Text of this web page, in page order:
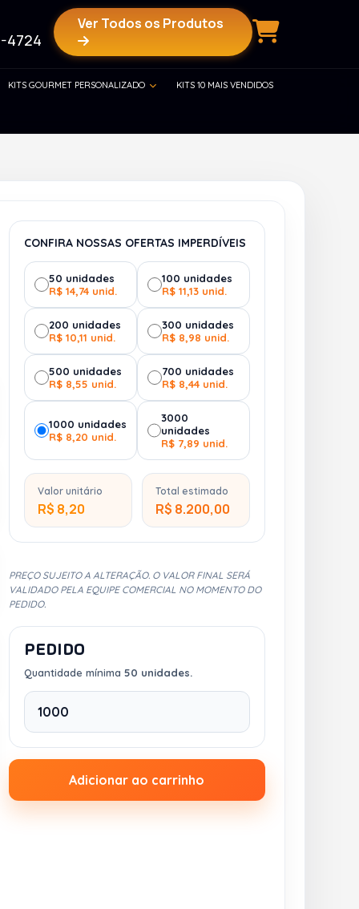
4724
Ver Todos os Produtos
KITS GOURMET PERSONALIZADO KITS 10 MAIS VENDIDOS
CONFIRA NOSSAS OFERTAS IMPERDÍVEIS
50 unidades
R$ 14,74 unid.
100 unidades
R$ 11,13 unid.
200 unidades
R$ 10,11 unid.
300 unidades
R$ 8,98 unid.
500 unidades
R$ 8,55 unid.
700 unidades
R$ 8,44 unid.
1000 unidades
R$ 8,20 unid.
3000
unidades
R$ 7,89 unid.
Valor unitário
R$ 8,20
Total estimado
R$ 8.200,00
PREÇO SUJEITO A ALTERAÇÃO. O VALOR FINAL SERÁ
VALIDADO PELA EQUIPE COMERCIAL NO MOMENTO DO
PEDIDO.
PEDIDO
Quantidade mínima 50 unidades.
Adicionar ao carrinho